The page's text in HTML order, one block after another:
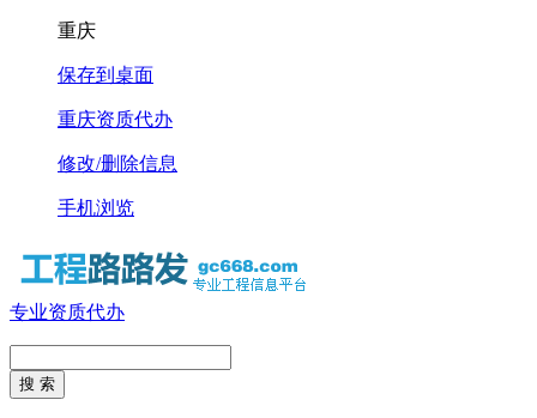
重庆
保存到桌面
重庆资质代办
修改/删除信息
手机浏览
专业资质代办